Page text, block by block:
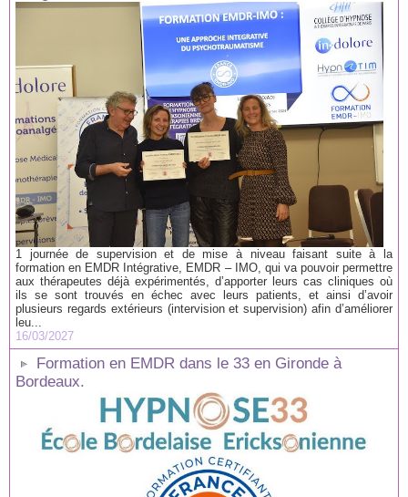
1 journée de supervision et de mise à niveau faisant suite à la
formation en EMDR Intégrative, EMDR – IMO, qui va pouvoir permettre
aux thérapeutes déjà expérimentés, d’apporter leurs cas cliniques où
ils se sont trouvés en échec avec leurs patients, et ainsi d’avoir
plusieurs regards extérieurs (intervision et supervision) afin d’améliorer
leu...
16/03/2027
Formation en EMDR dans le 33 en Gironde à
Bordeaux.